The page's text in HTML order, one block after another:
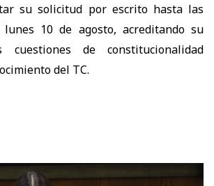
su solicitud por escrito hasta las
lunes 10 de agosto, acreditando su
de constitucionalidad
del TC.